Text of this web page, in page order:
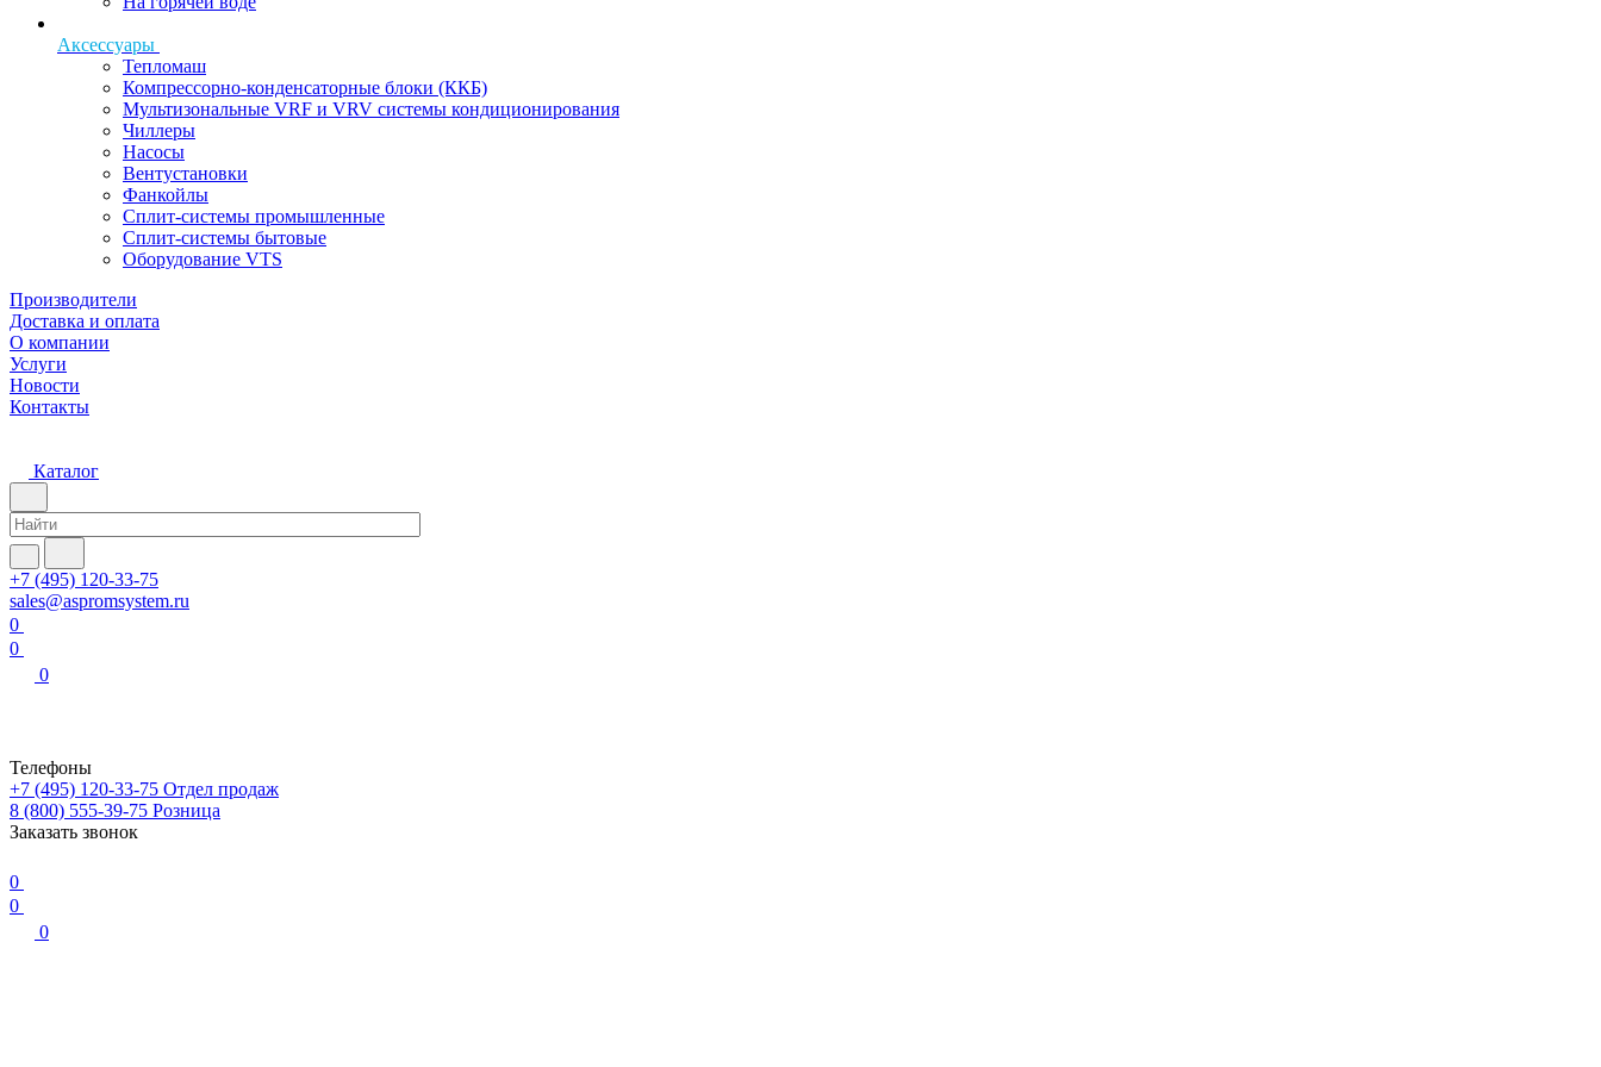
Аксессуары
Тепломаш
Компрессорно-конденсаторные блоки (ККБ)
Мультизональные VRF и VRV системы кондиционирования
Чиллеры
Насосы
Вентустановки
Фанкойлы
Сплит-системы промышленные
Сплит-системы бытовые
Оборудование VTS
Производители
Доставка и оплата
О компании
Услуги
Новости
Контакты
Каталог
+7 (495) 120-33-75
sales@aspromsystem.ru
0
0
0
Телефоны
+7 (495) 120-33-75 Отдел продаж
8 (800) 555-39-75 Розница
Заказать звонок
0
0
0